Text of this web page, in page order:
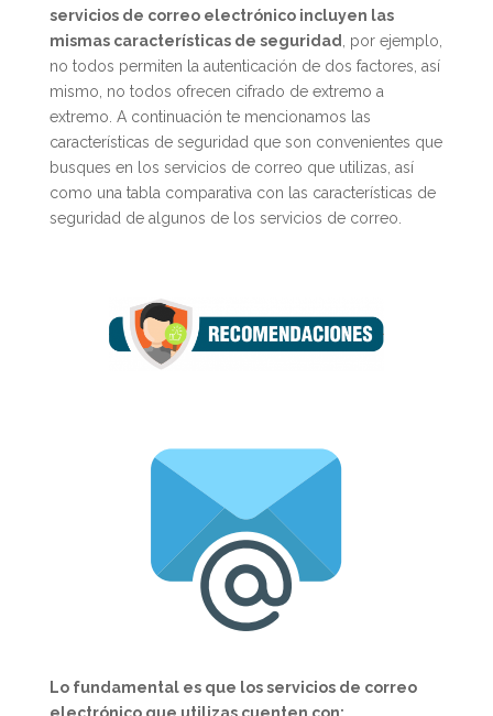
servicios de correo electrónico incluyen las
mismas características de seguridad , por ejemplo,
no todos permiten la autenticación de dos factores, así
mismo, no todos ofrecen cifrado de extremo a
extremo. A continuación te mencionamos las
características de seguridad que son convenientes que
busques en los servicios de correo que utilizas, así
como una tabla comparativa con las características de
seguridad de algunos de los servicios de correo.
Lo fundamental es que los servicios de correo